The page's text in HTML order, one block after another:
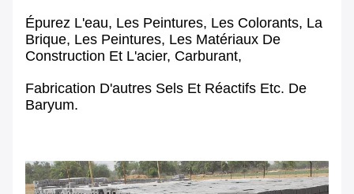
Épurez L'eau, Les Peintures, Les Colorants, La
Brique, Les Peintures, Les Matériaux De
Construction Et L'acier, Carburant,
Fabrication D'autres Sels Et Réactifs Etc. De
Baryum.